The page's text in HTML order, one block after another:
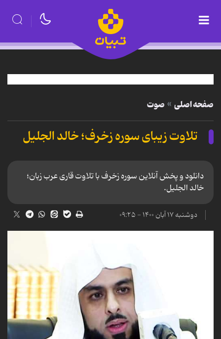
صفحه اصلی صوت
تلاوت زیبای سوره زخرف؛ خالد الجليل
دانلود و پخش آنلاین سوره زخرف با تلاوت قاری عرب زبان؛
خالد الجليل.
دوشنبه ۱۷ آبان ۱۴۰۰ - ۰۹:۲۵